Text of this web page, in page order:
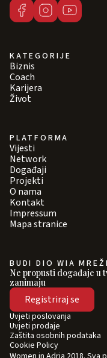
KATEGORIJE
Biznis
Coach
Karijera
Život
PLATFORMA
Vijesti
Network
Događaji
Projekti
O nama
Kontakt
Impressum
Mapa stranice
BUDI DIO WIA
Ne propusti događaje u
zanimaju
Registriraj se
Uvjeti poslovanja
Uvjeti prodaje
Zaštita osobnih podataka
Cookie Policy